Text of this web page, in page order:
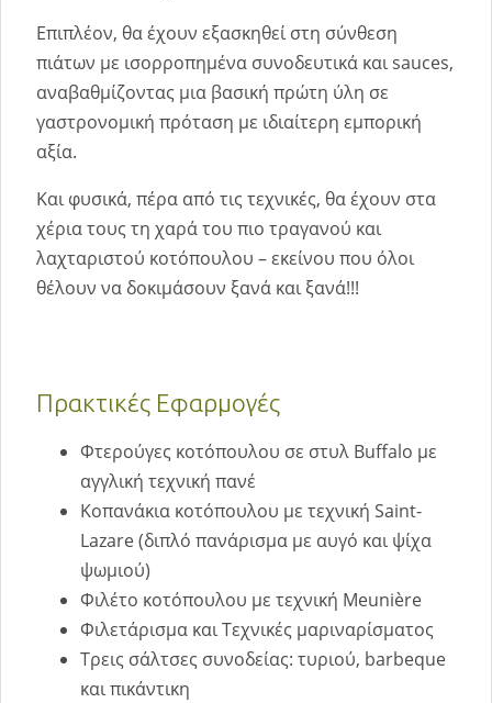
Επιπλέον, θα έχουν εξασκηθεί στη σύνθεση
πιάτων με ισορροπημένα συνοδευτικά και sauces,
αναβαθμίζοντας μια βασική πρώτη ύλη σε
γαστρονομική πρόταση με ιδιαίτερη εμπορική
αξία.
Και φυσικά, πέρα από τις τεχνικές, θα έχουν στα
χέρια τους τη χαρά του πιο τραγανού και
λαχταριστού κοτόπουλου – εκείνου που όλοι
θέλουν να δοκιμάσουν ξανά και ξανά!!!
Πρακτικές Εφαρμογές
Φτερούγες κοτόπουλου σε στυλ Buffalo με
αγγλική τεχνική πανέ
Κοπανάκια κοτόπουλου με τεχνική Saint-
Lazare (διπλό πανάρισμα με αυγό και ψίχα
ψωμιού)
Φιλέτο κοτόπουλου με τεχνική Meunière
Φιλετάρισμα και Tεχνικές μαριναρίσματος
Τρεις σάλτσες συνοδείας: τυριού, barbeque
και πικάντικη